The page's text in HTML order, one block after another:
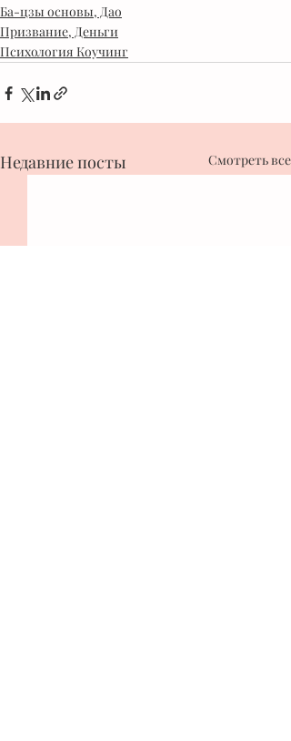
Ба-цзы основы, Дао
Призвание, Деньги
Психология Коучинг
Недавние посты Смотреть все